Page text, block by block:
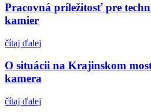
Pracovná príležitosť pre
kamier
čítaj ďalej
O situácii na Krajinskom
kamera
čítaj ďalej